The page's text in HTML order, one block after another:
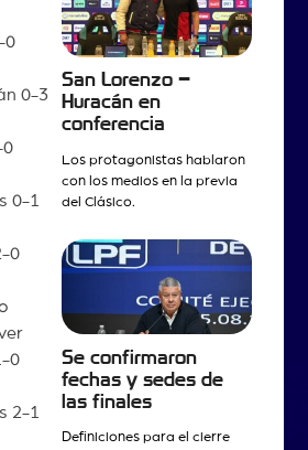
0
0-3
0-1
0
0
2-1
San Lorenzo –
Huracán en
conferencia
Los protagonistas hablaron
con los medios en la previa
del Clásico.
Se confirmaron
fechas y sedes de
las finales
Definiciones para el cierre